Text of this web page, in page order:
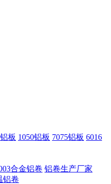
板 1050铝板 7075铝板 6016
合金铝卷 铝卷生产厂家
铝卷